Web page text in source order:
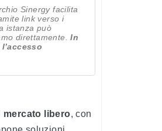
Sinergy facilita
link verso i
istanza può
direttamente.In
mercato libero, con